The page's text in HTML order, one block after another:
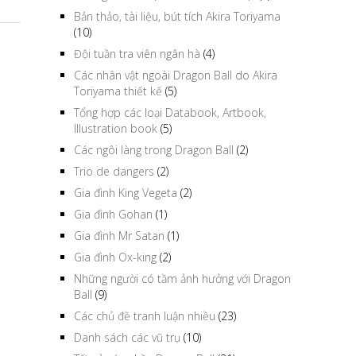
Bản thảo, tài liệu, bút tích Akira Toriyama
(10)
Đội tuần tra viên ngân hà (4)
Các nhân vật ngoài Dragon Ball do Akira
Toriyama thiết kế (5)
Tổng hợp các loại Databook, Artbook,
Illustration book (5)
Các ngôi làng trong Dragon Ball (2)
Trio de dangers (2)
Gia đình King Vegeta (2)
Gia đình Gohan (1)
Gia đình Mr Satan (1)
Gia đình Ox-king (2)
Những người có tầm ảnh hưởng với Dragon
Ball (9)
Các chủ đề tranh luận nhiều (23)
Danh sách các vũ trụ (10)